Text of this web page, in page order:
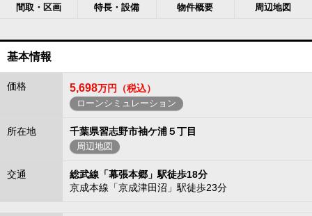
間取・区画 特長・設備 物件概要 周辺地図
基本情報
価格 5,698万円（税込）
ローンシミュレーション
所在地 千葉県習志野市袖ケ浦５丁目
周辺地図
交通
総武線「幕張本郷」駅徒歩18分
京成本線「京成津田沼」駅徒歩23分